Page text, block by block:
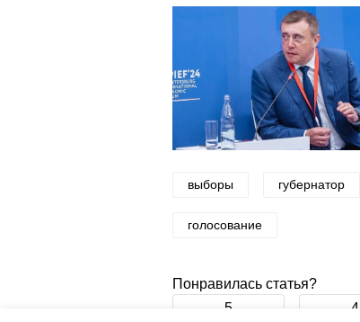
выборы губернатор
голосование
Понравилась статья?
5 4